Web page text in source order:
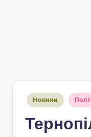
Опубліковано
Новини